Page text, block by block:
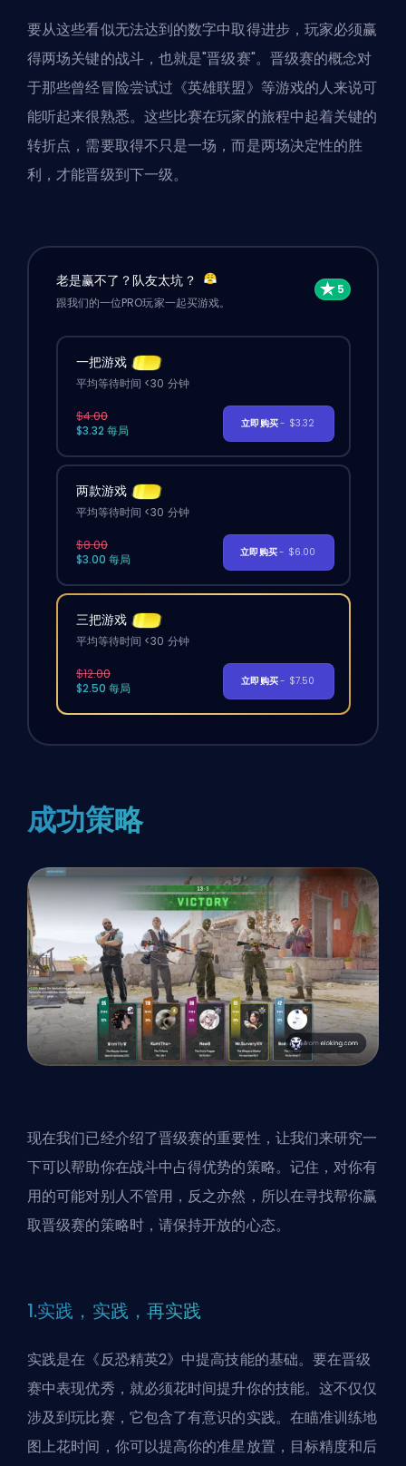
要从这些看似无法达到的数字中取得进步，玩家必须赢
得两场关键的战斗，也就是"晋级赛"。晋级赛的概念对
于那些曾经冒险尝试过《英雄联盟》等游戏的人来说可
能听起来很熟悉。这些比赛在玩家的旅程中起着关键的
转折点，需要取得不只是一场，而是两场决定性的胜
利，才能晋级到下一级。
老是赢不了？队友太坑？
跟我们的一位PRO玩家一起买游戏。
一把游戏
平均等待时间 <30 分钟
$4.00
$3.32 每局
立即购买- $3.32
两款游戏
平均等待时间 <30 分钟
$8.00
$3.00 每局
立即购买- $6.00
三把游戏
平均等待时间 <30 分钟
$12.00
$2.50 每局
立即购买- $7.50
成功策略
现在我们已经介绍了晋级赛的重要性，让我们来研究一
下可以帮助你在战斗中占得优势的策略。记住，对你有
用的可能对别人不管用，反之亦然，所以在寻找帮你赢
取晋级赛的策略时，请保持开放的心态。
1.实践，实践，再实践
实践是在《反恐精英2》中提高技能的基础。要在晋级
赛中表现优秀，就必须花时间提升你的技能。这不仅仅
涉及到玩比赛，它包含了有意识的实践。在瞄准训练地
图上花时间，你可以提高你的准星放置，目标精度和后